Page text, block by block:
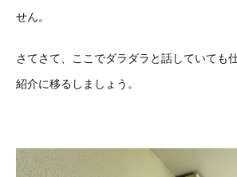
せん。
さてさて、ここでダラダラと話していても
紹介に移るしましょう。